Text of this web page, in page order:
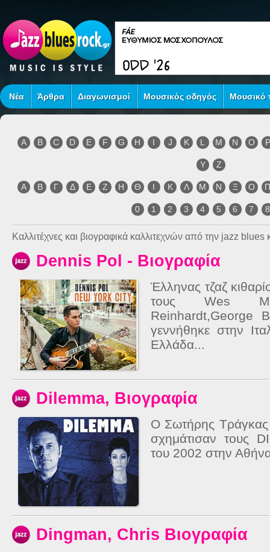
Νέα Άρθρα Διαγωνισμοί Μουσικός οδηγός Μουσικό
A B C D E F G H I J K L M N O P
Y Z
Α Β Γ Δ Ε Ζ Η Θ Ι Κ Λ Μ Ν Ξ Ο
0 1 2 3 4 5 6 7 8
Καλλιτέχνες και βιογραφικά καλλιτεχνών από την jazz blues
Dennis Pol - Βιογραφία
Έλληνας τζαζ
τους Wes
Reinhardt,George
γεννήθηκε στην
Ελλάδα...
Dilemma, Βιογραφία
O Σωτήρης
σχημάτισαν τους
του 2002 στην
Dingman, Chris Βιογραφία